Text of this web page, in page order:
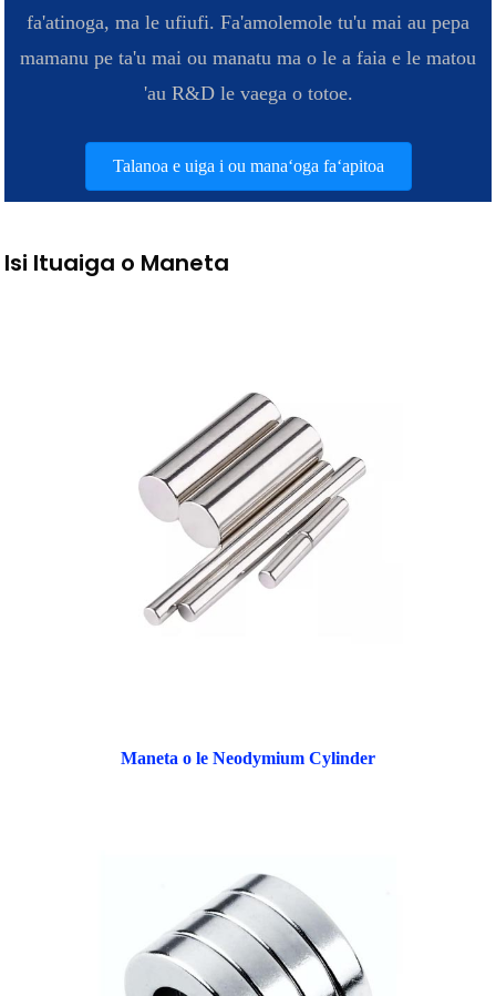
fa'atinoga, ma le ufiufi. Fa'amolemole tu'u mai au pepa
mamanu pe ta'u mai ou manatu ma o le a faia e le matou
'au R&D le vaega o totoe.
Talanoa e uiga i ou manaʻoga faʻapitoa
Isi Ituaiga o Maneta
Maneta o le Neodymium Cylinder